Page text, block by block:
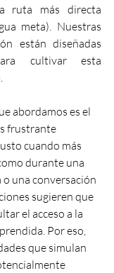
ruta más directa
meta). Nuestras
están diseñadas
cultivar esta
abordamos es el
frustrante
cuando más
durante una
una conversación
sugieren que
el acceso a la
Por eso,
que simulan